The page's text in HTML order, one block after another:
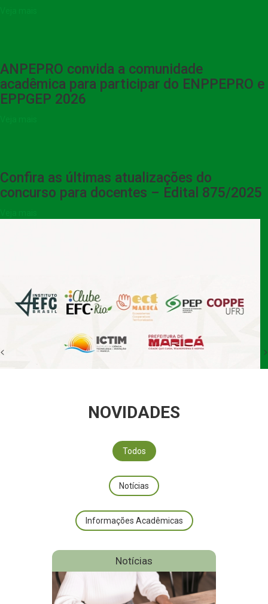
ANPEPRO convida a comunidade
acadêmica para participar do ENPPEPRO e
EPPGEP 2026
Confira as últimas atualizações do
concurso para docentes – Edital 875/2025
< >
NOVIDADES
Todos
Notícias
Informações Acadêmicas
Notícias